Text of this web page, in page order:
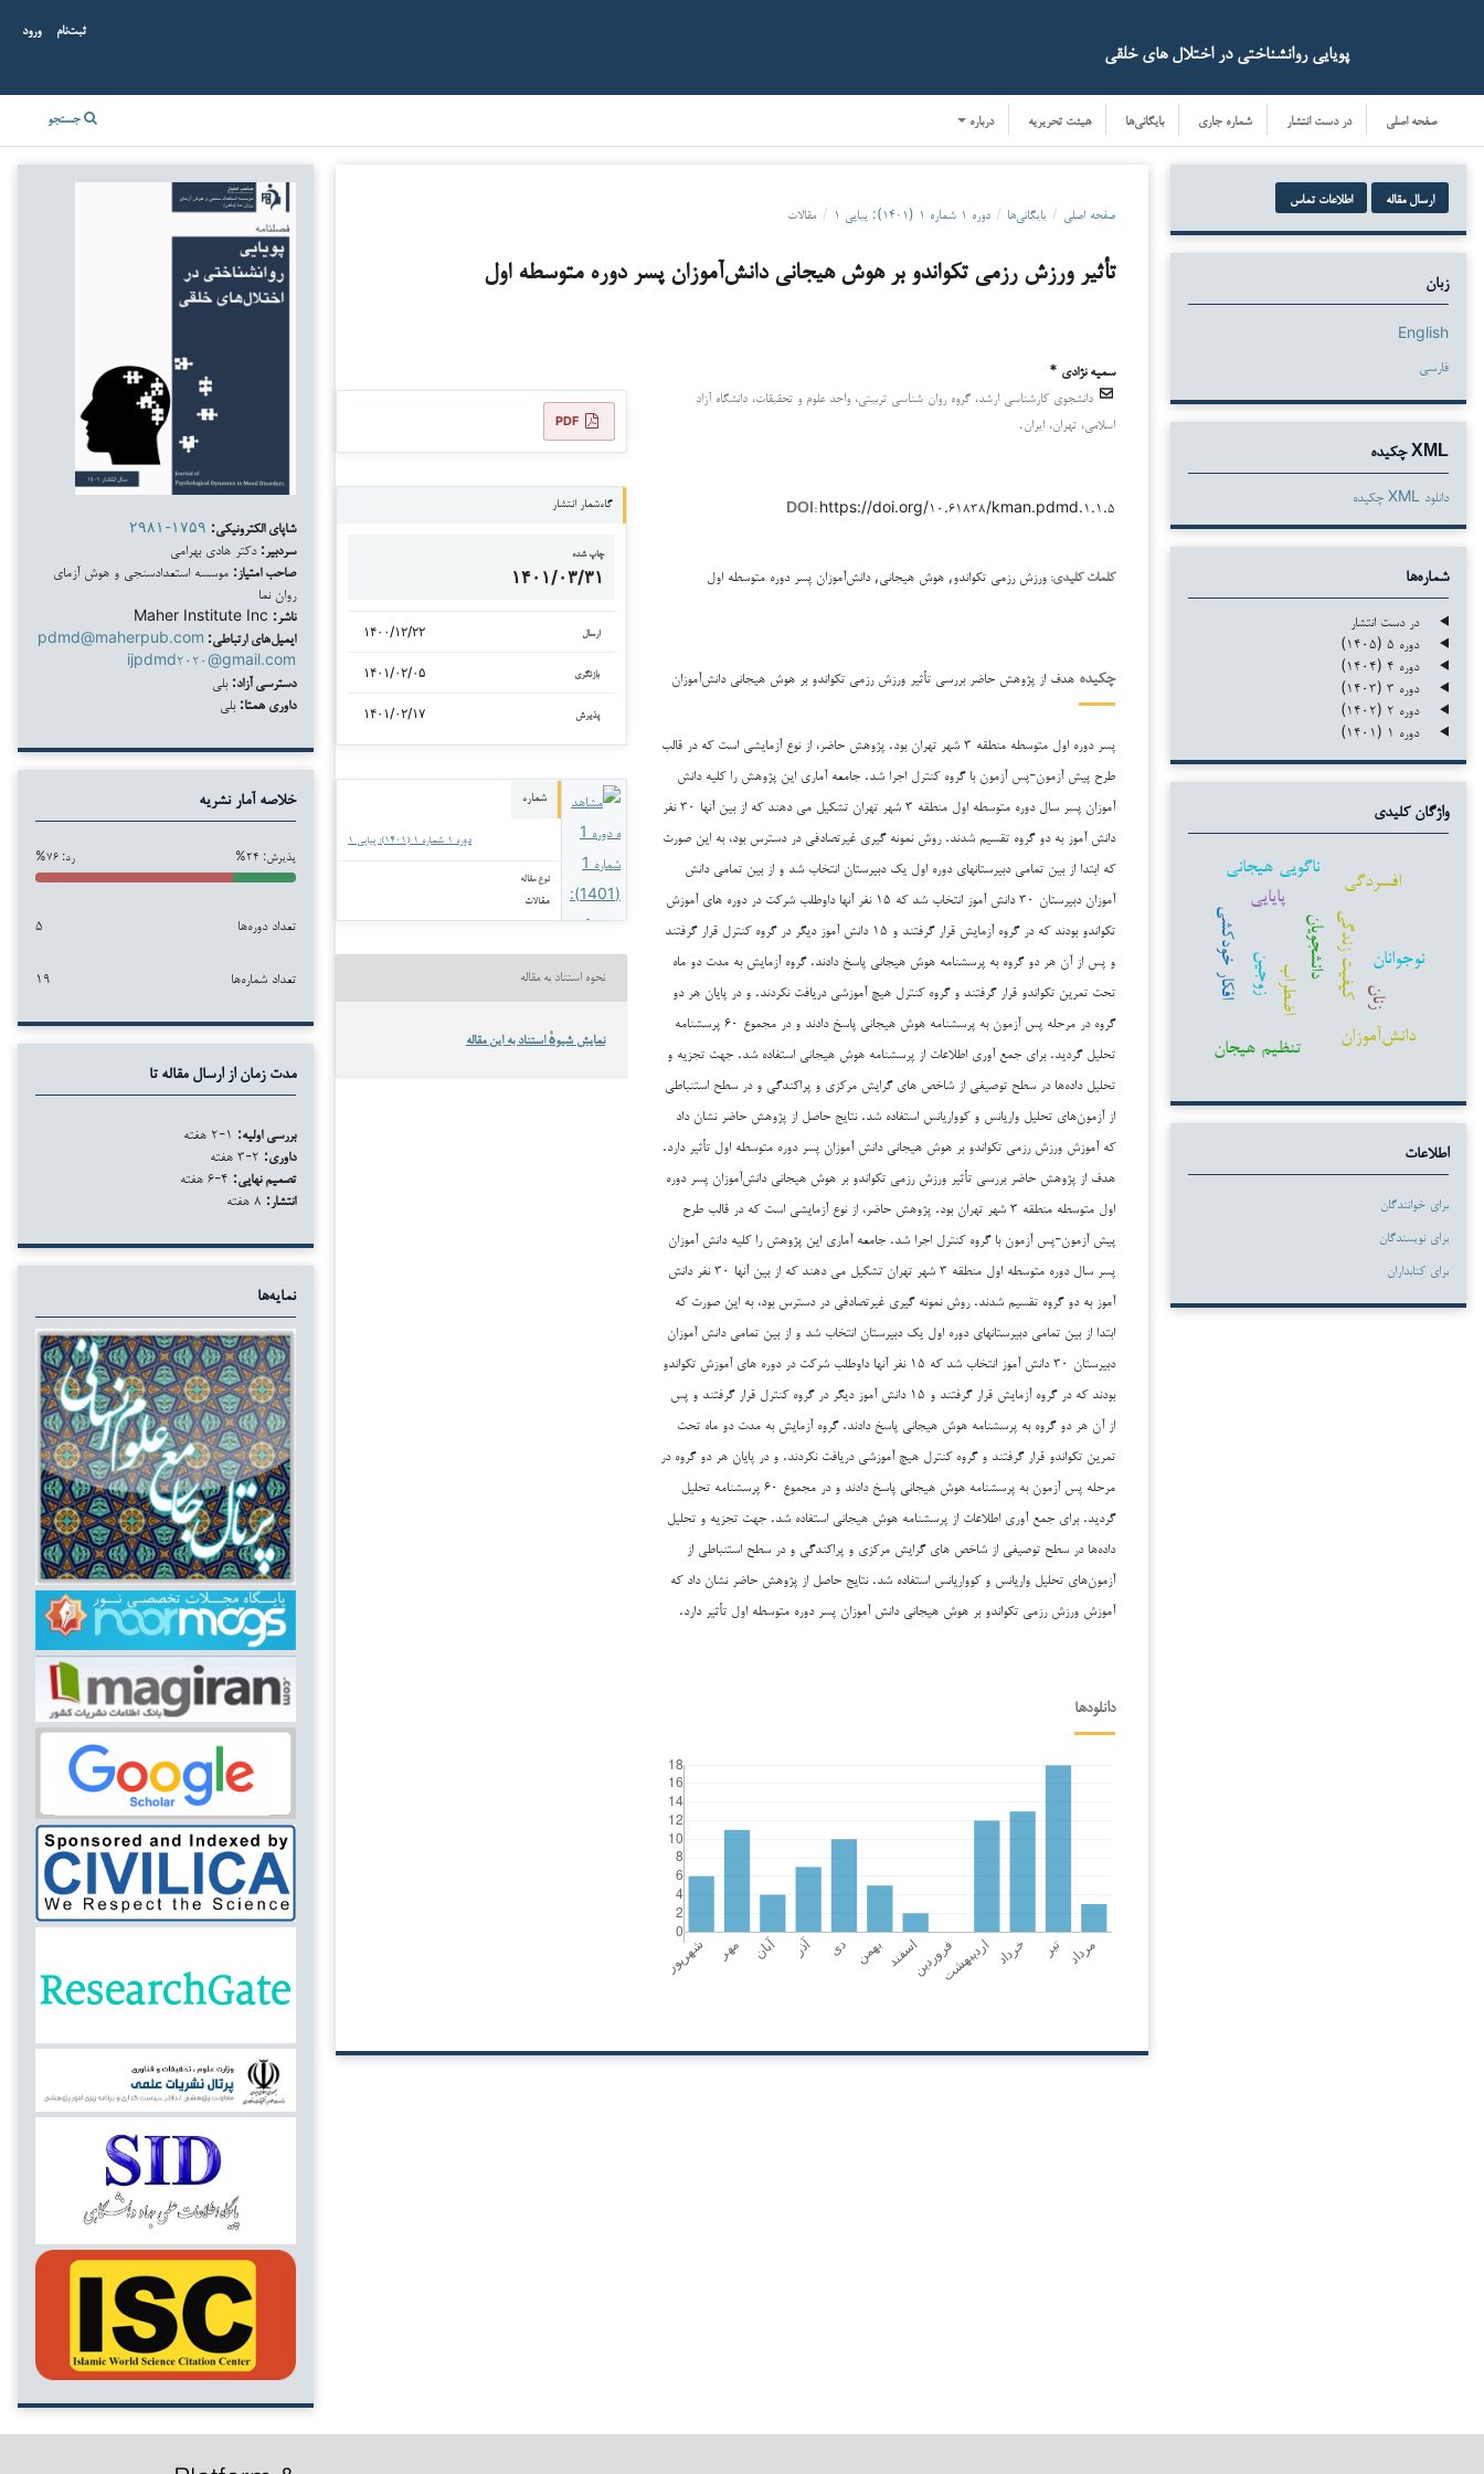
پویایی روانشناختی در اختلال های خلقی
صفحه اصلی در دست انتشار شماره جاری بایگانی‌ها هیئت تحریریه درباره جستجو
ثبت‌نام ورود
ارسال مقاله اطلاعات تماس
زبان
English
فارسی
XML چکیده
دانلود XML چکیده
شماره‌ها
در دست انتشار
دوره ۵ (۱۴۰۵)
دوره ۴ (۱۴۰۴)
دوره ۳ (۱۴۰۳)
دوره ۲ (۱۴۰۲)
دوره ۱ (۱۴۰۱)
واژگان کلیدی
اضطراب
دانشجویانکیفیت زندگی نوجوانان
افسردگی
دانش‌آموزان
زنان
تنظیم هیجان
ناگویی هیجانی
زوجین افکار خودکشی
پایایی
اطلاعات
برای خوانندگان
برای نویسندگان
برای کتابداران
صفحه اصلی / بایگانی‌ها / دوره ۱ شماره ۱ (۱۴۰۱): پیاپی ۱ / مقالات
تأثیر ورزش رزمی تکواندو بر هوش هیجانی دانش‌آموزان پسر دوره متوسطه اول
سمیه نژادی *
دانشجوی کارشناسی ارشد، گروه روان شناسی تربیتی، واحد علوم و تحقیقات، دانشگاه آزاد
اسلامی، تهران، ایران.
DOI: https://doi.org/۱۰.۶۱۸۳۸/kman.pdmd.۱.۱.۵
کلمات کلیدی: ورزش رزمی تکواندو, هوش هیجانی, دانش‌آموزان پسر دوره متوسطه اول
چکیده هدف از پژوهش حاضر بررسی تأثیر ورزش رزمی تکواندو بر هوش هیجانی دانش‌آموزان
پسر دوره اول متوسطه منطقه ۳ شهر تهران بود. پژوهش حاضر، از نوع آزمایشی است که در قالب
طرح پیش آزمون-پس آزمون با گروه کنترل اجرا شد. جامعه آماری این پژوهش را کلیه دانش
آموزان پسر سال دوره متوسطه اول منطقه ۳ شهر تهران تشکیل می دهند که از بین آنها ۳۰ نفر
دانش آموز به دو گروه تقسیم شدند. روش نمونه گیری غیرتصادفی در دسترس بود، به این صورت
که ابتدا از بین تمامی دبیرستانهای دوره اول یک دبیرستان انتخاب شد و از بین تمامی دانش
آموزان دبیرستان ۳۰ دانش آموز انتخاب شد که ۱۵ نفر آنها داوطلب شرکت در دوره های آموزش
تکواندو بودند که در گروه آزمایش قرار گرفتند و ۱۵ دانش آموز دیگر در گروه کنترل قرار گرفتند
و پس از آن هر دو گروه به پرسشنامه هوش هیجانی پاسخ دادند. گروه آزمایش به مدت دو ماه
تحت تمرین تکواندو قرار گرفتند و گروه کنترل هیچ آموزشی دریافت نکردند. و در پایان هر دو
گروه در مرحله پس آزمون به پرسشنامه هوش هیجانی پاسخ دادند و در مجموع ۶۰ پرسشنامه
تحلیل گردید. برای جمع آوری اطلاعات از پرسشنامه‌ هوش هیجانی استفاده شد. جهت تجزیه و
تحلیل داده‌ها در سطح توصیفی از شاخص های گرایش مرکزی و پراکندگی و در سطح استنباطی
از آزمون‌های تحلیل واریانس و کوواریانس استفاده شد. نتایج حاصل از پژوهش حاضر نشان داد
که آموزش ورزش رزمی تکواندو بر هوش هیجانی دانش آموزان پسر دوره متوسطه اول تأثیر دارد.
هدف از پژوهش حاضر بررسی تأثیر ورزش رزمی تکواندو بر هوش هیجانی دانش‌آموزان پسر دوره
اول متوسطه منطقه ۳ شهر تهران بود. پژوهش حاضر، از نوع آزمایشی است که در قالب طرح
پیش آزمون-پس آزمون با گروه کنترل اجرا شد. جامعه آماری این پژوهش را کلیه دانش آموزان
پسر سال دوره متوسطه اول منطقه ۳ شهر تهران تشکیل می دهند که از بین آنها ۳۰ نفر دانش
آموز به دو گروه تقسیم شدند. روش نمونه گیری غیرتصادفی در دسترس بود، به این صورت که
ابتدا از بین تمامی دبیرستانهای دوره اول یک دبیرستان انتخاب شد و از بین تمامی دانش آموزان
دبیرستان ۳۰ دانش آموز انتخاب شد که ۱۵ نفر آنها داوطلب شرکت در دوره های آموزش تکواندو
بودند که در گروه آزمایش قرار گرفتند و ۱۵ دانش آموز دیگر در گروه کنترل قرار گرفتند و پس
از آن هر دو گروه به پرسشنامه هوش هیجانی پاسخ دادند. گروه آزمایش به مدت دو ماه تحت
تمرین تکواندو قرار گرفتند و گروه کنترل هیچ آموزشی دریافت نکردند. و در پایان هر دو گروه در
مرحله پس آزمون به پرسشنامه هوش هیجانی پاسخ دادند و در مجموع ۶۰ پرسشنامه تحلیل
گردید. برای جمع آوری اطلاعات از پرسشنامه‌ هوش هیجانی استفاده شد. جهت تجزیه و تحلیل
داده‌ها در سطح توصیفی از شاخص های گرایش مرکزی و پراکندگی و در سطح استنباطی از
آزمون‌های تحلیل واریانس و کوواریانس استفاده شد. نتایج حاصل از پژوهش حاضر نشان داد که
آموزش ورزش رزمی تکواندو بر هوش هیجانی دانش آموزان پسر دوره متوسطه اول تأثیر دارد.
دانلودها
دانلودها PDF
گاه‌شمار انتشار
چاپ شده
۱۴۰۱/۰۳/۳۱
ارسال ۱۴۰۰/۱۲/۲۲
بازنگری ۱۴۰۱/۰۲/۰۵
پذیرش ۱۴۰۱/۰۲/۱۷
شماره
دوره ۱ شماره ۱ (۱۴۰۱): پیاپی ۱
نوع مقاله
مقالات
نحوه استناد به مقاله
نمایش شیوهٔ استناد به این مقاله
شاپای الکترونیکی: ۲۹۸۱-۱۷۵۹
سردبیر: دکتر هادی بهرامی
صاحب امتیاز: موسسه استعدادسنجی و هوش آزمای
روان نما
ناشر:
ایمیل‌های ارتباطی: pdmd@maherpub.com
ijpdmd۲۰۲۰@gmail.com
دسترسی آزاد: بلی
داوری همتا: بلی
خلاصه آمار نشریه
پذیرش: ۲۴% رد: ۷۶%
تعداد دوره‌ها ۵
تعداد شماره‌ها ۱۹
مدت زمان از ارسال مقاله تا
بررسی اولیه:
داوری:
تصمیم نهایی:
انتشار:
نمایه‌ها